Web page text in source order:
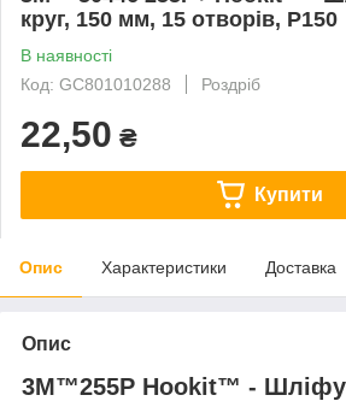
круг, 150 мм, 15 отворів, P150
В наявності
Код: GC801010288
Роздріб
22,50 ₴
Купити
Опис Характеристики Доставка
Опис
3М™255P Hookit™ -